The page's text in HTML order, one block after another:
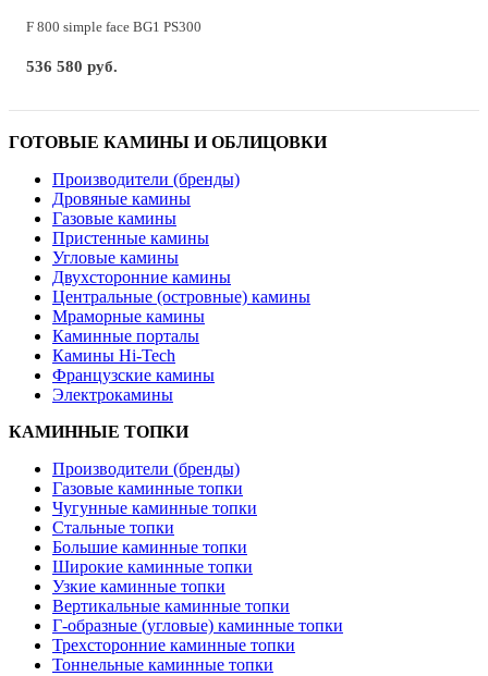
F 800 simple face BG1 PS300
536 580 руб.
ГОТОВЫЕ КАМИНЫ И ОБЛИЦОВКИ
Производители (бренды)
Дровяные камины
Газовые камины
Пристенные камины
Угловые камины
Двухсторонние камины
Центральные (островные) камины
Мраморные камины
Каминные порталы
Камины Hi-Tech
Французские камины
Электрокамины
КАМИННЫЕ ТОПКИ
Производители (бренды)
Газовые каминные топки
Чугунные каминные топки
Стальные топки
Большие каминные топки
Широкие каминные топки
Узкие каминные топки
Вертикальные каминные топки
Г-образные (угловые) каминные топки
Трехсторонние каминные топки
Тоннельные каминные топки